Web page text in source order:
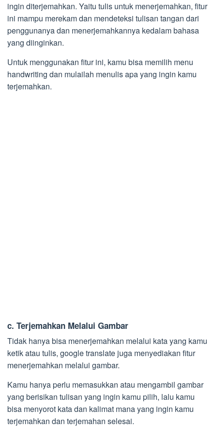
ingin diterjemahkan. Yaitu tulis untuk menerjemahkan, fitur
ini mampu merekam dan mendeteksi tulisan tangan dari
penggunanya dan menerjemahkannya kedalam bahasa
yang diinginkan.
Untuk menggunakan fitur ini, kamu bisa memilih menu
handwriting dan mulailah menulis apa yang ingin kamu
terjemahkan.
c. Terjemahkan Melalui Gambar
Tidak hanya bisa menerjemahkan melalui kata yang kamu
ketik atau tulis, google translate juga menyediakan fitur
menerjemahkan melalui gambar.
Kamu hanya perlu memasukkan atau mengambil gambar
yang berisikan tulisan yang ingin kamu pilih, lalu kamu
bisa menyorot kata dan kalimat mana yang ingin kamu
terjemahkan dan terjemahan selesai.